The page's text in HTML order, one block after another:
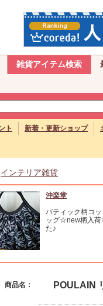
雑貨アイテム検索
ト 新着・更新ショップ
インテリア雑貨
沖楽堂
バティック柄コ
ッグ☆new柄入荷
た♪
商品名： POULAIN